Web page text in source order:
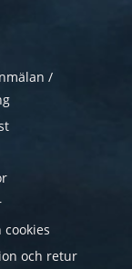
/
cookies
och retur